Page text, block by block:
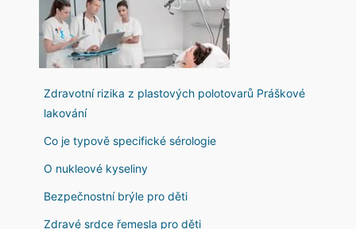
Zdravotní rizika z plastových polotovarů Práškové
lakování
Co je typově specifické sérologie
O nukleové kyseliny
Bezpečnostní brýle pro děti
Zdravé srdce řemesla pro děti